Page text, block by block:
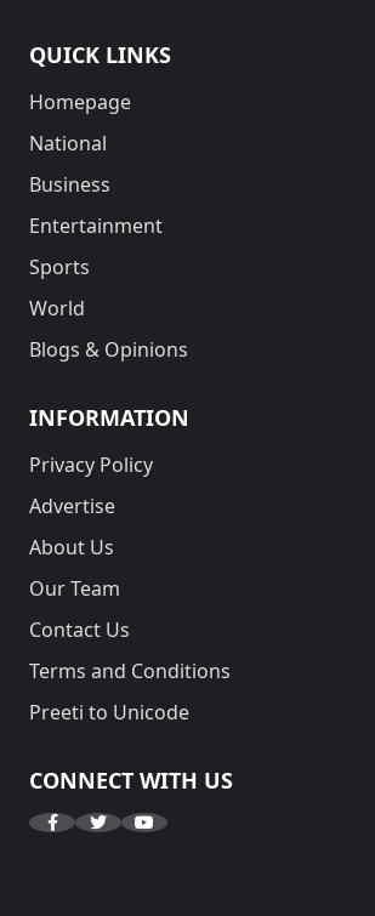
QUICK LINKS
Homepage
National
Business
Entertainment
Sports
World
Blogs & Opinions
INFORMATION
Privacy Policy
Advertise
About Us
Our Team
Contact Us
Terms and Conditions
Preeti to Unicode
CONNECT WITH US